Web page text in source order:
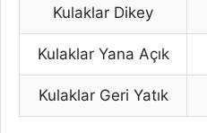
Kulaklar Dikey
Kulaklar Yana Açık
Kulaklar Geri Yatık